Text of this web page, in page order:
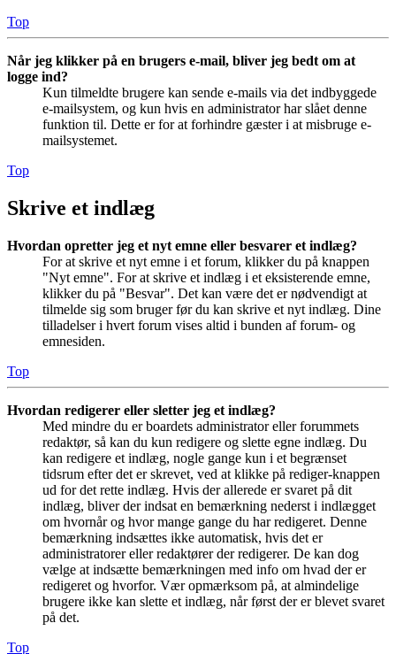
Top
Når jeg klikker på en brugers e-mail, bliver jeg bedt om at
logge ind?
Kun tilmeldte brugere kan sende e-mails via det indbyggede
e-mailsystem, og kun hvis en administrator har slået denne
funktion til. Dette er for at forhindre gæster i at misbruge e-
mailsystemet.
Top
Skrive et indlæg
Hvordan opretter jeg et nyt emne eller besvarer et indlæg?
For at skrive et nyt emne i et forum, klikker du på knappen
"Nyt emne". For at skrive et indlæg i et eksisterende emne,
klikker du på "Besvar". Det kan være det er nødvendigt at
tilmelde sig som bruger før du kan skrive et nyt indlæg. Dine
tilladelser i hvert forum vises altid i bunden af forum- og
emnesiden.
Top
Hvordan redigerer eller sletter jeg et indlæg?
Med mindre du er boardets administrator eller forummets
redaktør, så kan du kun redigere og slette egne indlæg. Du
kan redigere et indlæg, nogle gange kun i et begrænset
tidsrum efter det er skrevet, ved at klikke på rediger-knappen
ud for det rette indlæg. Hvis der allerede er svaret på dit
indlæg, bliver der indsat en bemærkning nederst i indlægget
om hvornår og hvor mange gange du har redigeret. Denne
bemærkning indsættes ikke automatisk, hvis det er
administratorer eller redaktører der redigerer. De kan dog
vælge at indsætte bemærkningen med info om hvad der er
redigeret og hvorfor. Vær opmærksom på, at almindelige
brugere ikke kan slette et indlæg, når først der er blevet svaret
på det.
Top